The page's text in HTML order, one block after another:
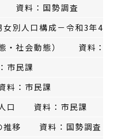
資料：国勢調査
女別人口構成－令和3年
・社会動態） 資料：
民課
：市民課
人口 資料：市民課
推移 資料：国勢調査